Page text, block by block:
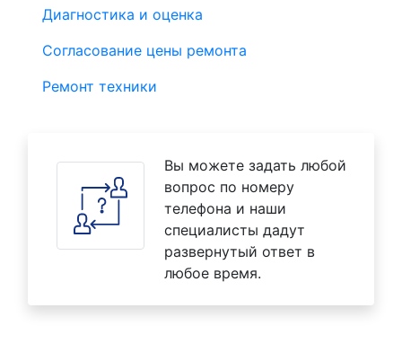
Диагностика и оценка
Согласование цены ремонта
Ремонт техники
Вы можете задать любой
вопрос по номеру
телефона и наши
специалисты дадут
развернутый ответ в
любое время.